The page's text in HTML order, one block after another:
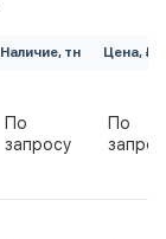
Наличие, тн Цена, ₽
По
запросу
По